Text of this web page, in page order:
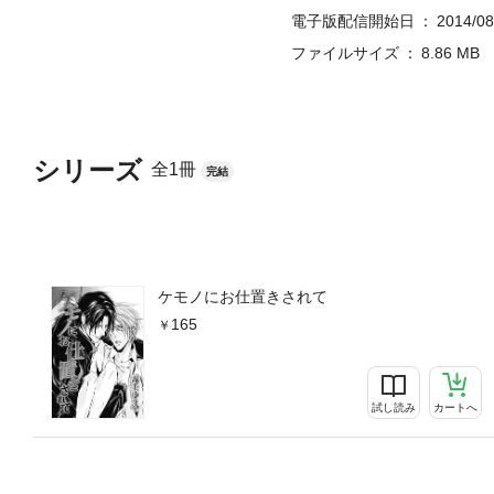
シリーズ 全1冊 完結
ケモノにお仕置きされて
165
試し読み カートへ
電子版配信開始日
2014/
ファイルサイズ
8.86 MB